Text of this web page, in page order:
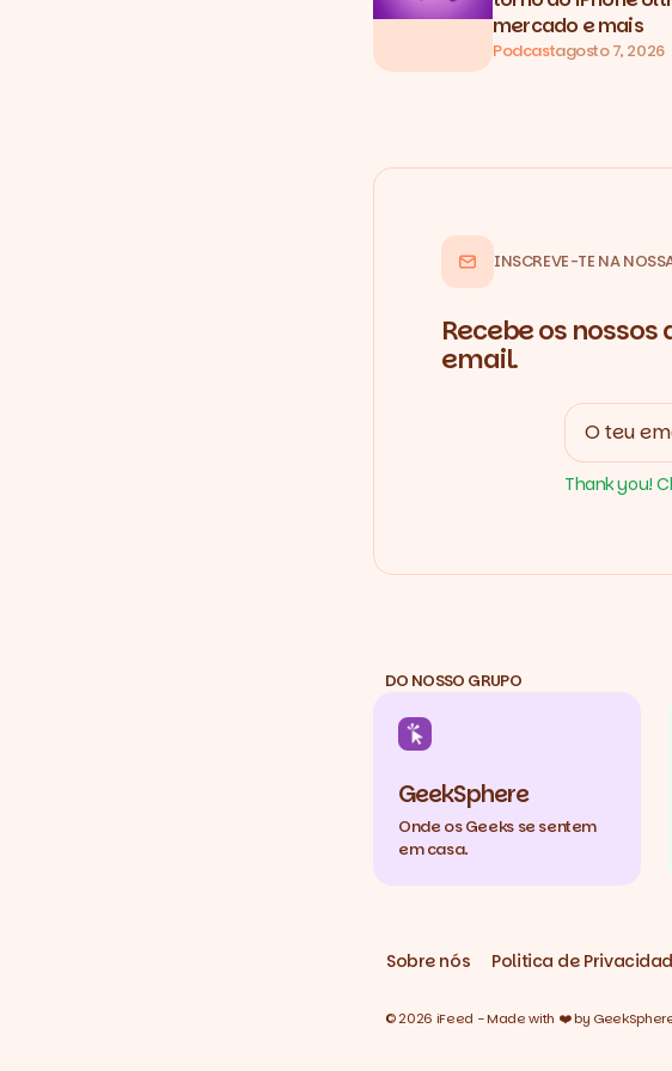
mercado e mais
Podcastagosto 7, 2026
INSCREVE-TE NA
Recebe os
email.
Thank you!
DO NOSSO GRUPO
GeekSphere
Onde os Geeks se sentem
em casa.
Sobre nós Politica de
© 2026 iFeed - Made with ❤️ by